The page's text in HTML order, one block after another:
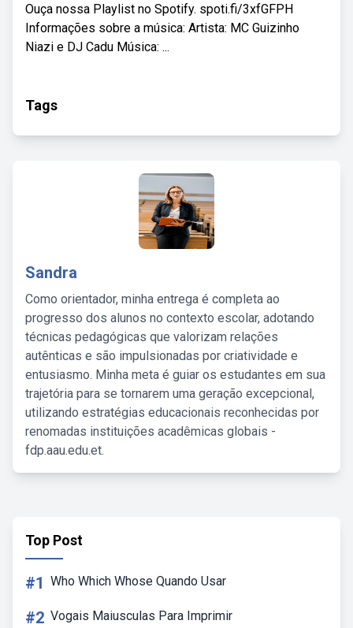
Ouça nossa Playlist no Spotify. spoti.fi/3xfGFPH
Informações sobre a música: Artista: MC Guizinho
Niazi e DJ Cadu Música: ...
Tags
Sandra
Como orientador, minha entrega é completa ao
progresso dos alunos no contexto escolar, adotando
técnicas pedagógicas que valorizam relações
autênticas e são impulsionadas por criatividade e
entusiasmo. Minha meta é guiar os estudantes em sua
trajetória para se tornarem uma geração excepcional,
utilizando estratégias educacionais reconhecidas por
renomadas instituições acadêmicas globais -
fdp.aau.edu.et.
Top Post
#1 Who Which Whose Quando Usar
#2 Vogais Maiusculas Para Imprimir